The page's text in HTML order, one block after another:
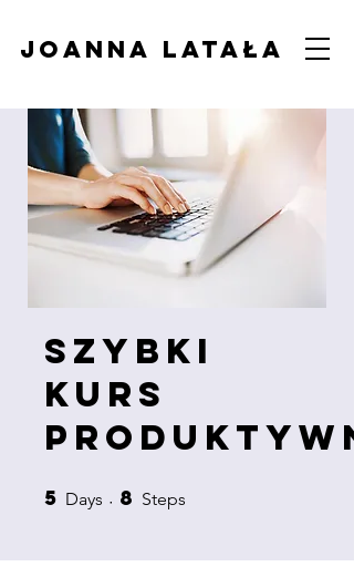
Joanna Latała
Szybki
kurs
5 Days 5 Days
8 Steps